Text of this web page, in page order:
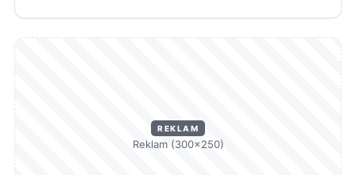
REKLAM
Reklam (300×250)